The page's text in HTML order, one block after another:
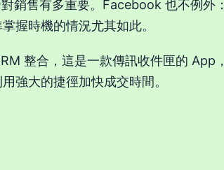
銷售有多重要。Facebook 也不例外：
握時機的情況尤其如此。
整合，這是一款傳訊收件匣的 App，
強大的捷徑加快成交時間。